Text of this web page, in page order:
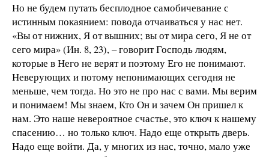
Но не будем путать бесплодное самобичевание с
истинным покаянием: повода отчаиваться у нас нет.
«Вы от нижних, Я от вышних; вы от мира сего, Я не от
сего мира» (Ин. 8, 23), – говорит Господь людям,
которые в Него не верят и поэтому Его не понимают.
Неверующих и потому непонимающих сегодня не
меньше, чем тогда. Но это не про нас с вами. Мы верим
и понимаем! Мы знаем, Кто Он и зачем Он пришел к
нам. Это наше невероятное счастье, это ключ к нашему
спасению… но только ключ. Надо еще открыть дверь.
Надо еще войти. Да, у многих из нас, точно, мало уже